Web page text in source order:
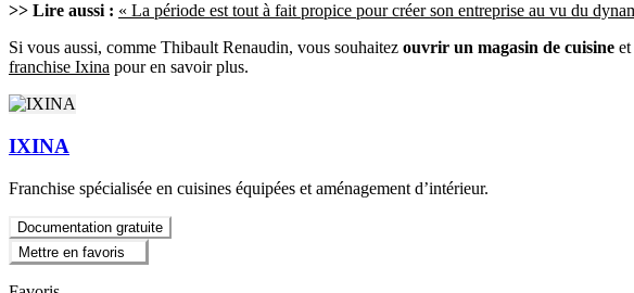
>> Lire aussi : « La période est tout à fait propice pour créer son entreprise au vu du
Si vous aussi, comme Thibault Renaudin, vous souhaitez ouvrir un magasin de cuisine et
franchise Ixina pour en savoir plus.
IXINA
Franchise spécialisée en cuisines équipées et aménagement d’intérieur.
Documentation gratuite
Mettre en favoris